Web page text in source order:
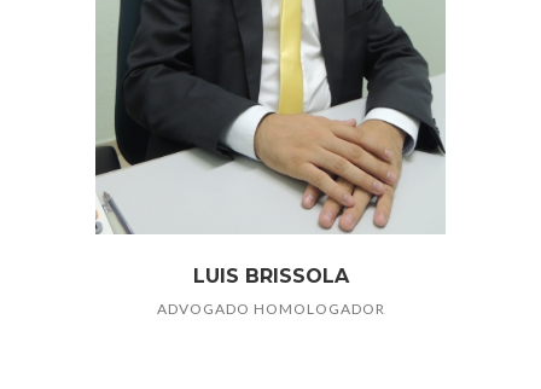
LUIS BRISSOLA
ADVOGADO HOMOLOGADOR